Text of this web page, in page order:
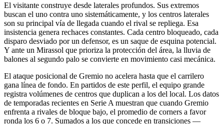
El visitante construye desde laterales profundos. Sus extremos
buscan el uno contra uno sistemáticamente, y los centros laterales
son su principal vía de llegada cuando el rival se repliega. Esa
insistencia genera rechaces constantes. Cada centro bloqueado, cada
disparo desviado por un defensor, es un saque de esquina potencial.
Y ante un Mirassol que prioriza la protección del área, la lluvia de
balones al segundo palo se convierte en movimiento casi mecánica.
El ataque posicional de Gremio no acelera hasta que el carrilero
gana línea de fondo. En partidos de este perfil, el equipo grande
registra volúmenes de centros que duplican a los del local. Los datos
de temporadas recientes en Serie A muestran que cuando Gremio
enfrenta a rivales de bloque bajo, el promedio de corners a favor
ronda los 6 o 7. Sumados a los que concede en transiciones —